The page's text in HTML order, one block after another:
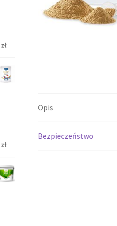
Opis
Bezpieczeństwo
zł
zł